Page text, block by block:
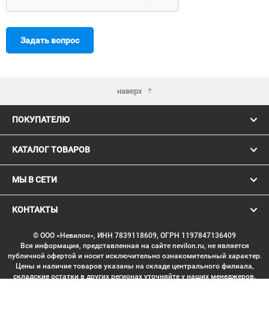
Задать вопрос
наверх
ПОКУПАТЕЛЮ
КАТАЛОГ ТОВАРОВ
МЫ В СЕТИ
КОНТАКТЫ
© ООО «Невилон», ИНН 7839118609, ОГРН 1197847136409
Вся информация, представленная на сайте nevilon.ru, не является
публичной офертой и носит исключительно ознакомительный характер.
Цены и наличие товаров указаны на складе центрального филиала,
складские остатки в других регионах уточняйте у наших менеджеров.